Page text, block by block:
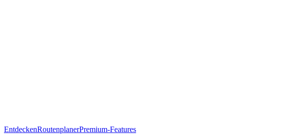
EntdeckenRoutenplanerPremium-Features